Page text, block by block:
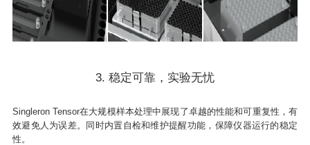
3. 稳定可靠，实验无忧
Singleron Tensor在大规模样本处理中展现了卓越的性能和可重复性，有
效避免人为误差。同时内置自检和维护提醒功能，保障仪器运行的稳定
性。